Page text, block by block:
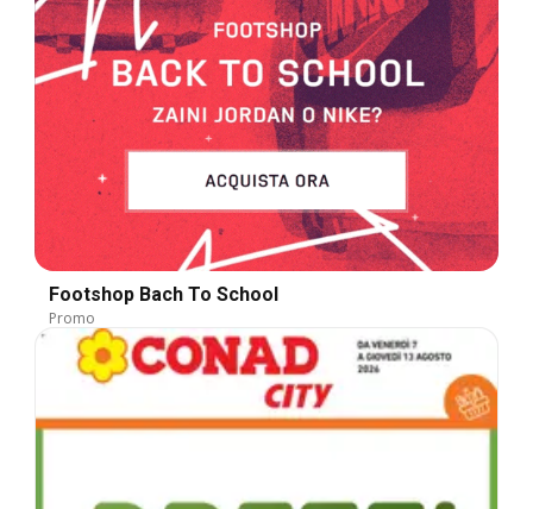
Footshop Bach To School
Promo